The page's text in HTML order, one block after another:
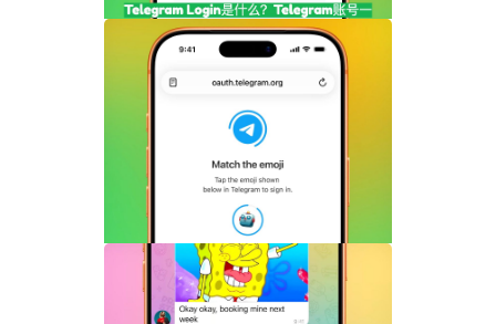
一键登录功能全面解析